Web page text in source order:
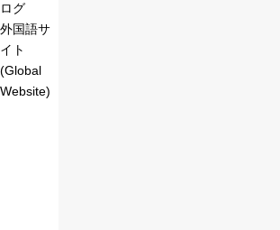
ログ
外国語サ
イト
(Global
Website)